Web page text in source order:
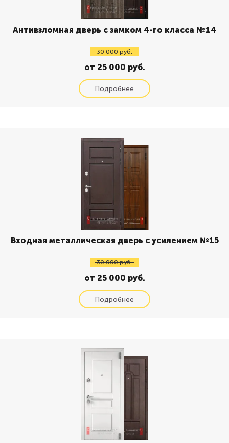
Антивзломная дверь с замком 4-го класса №14
30 000 руб.
от 25 000 руб.
Входная металлическая дверь с усилением №15
30 000 руб.
от 25 000 руб.